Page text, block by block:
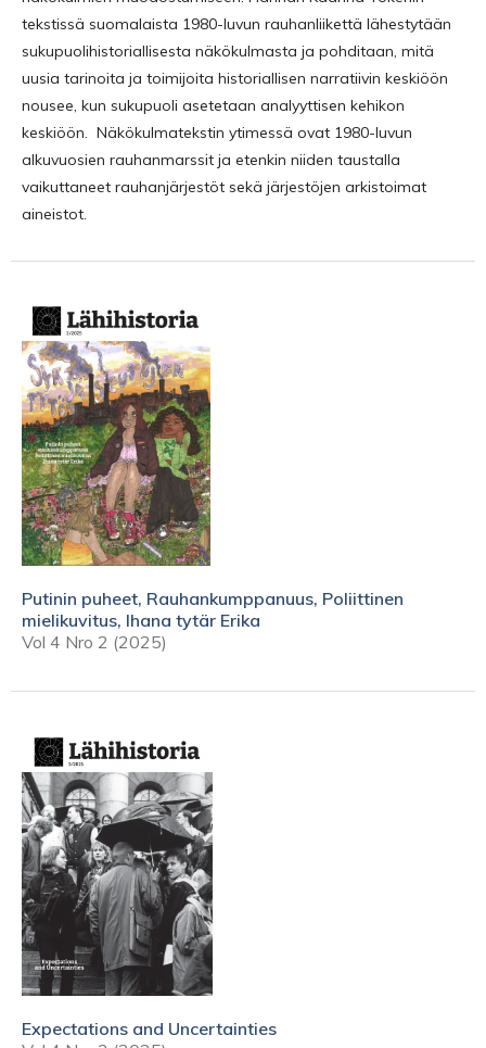
tekstissä suomalaista 1980-luvun rauhanliikettä lähestytään
sukupuolihistoriallisesta näkökulmasta ja pohditaan, mitä
uusia tarinoita ja toimijoita historiallisen narratiivin keskiöön
nousee, kun sukupuoli asetetaan analyyttisen kehikon
keskiöön. Näkökulmatekstin ytimessä ovat 1980-luvun
alkuvuosien rauhanmarssit ja etenkin niiden taustalla
vaikuttaneet rauhanjärjestöt sekä järjestöjen arkistoimat
aineistot.
Putinin puheet, Rauhankumppanuus, Poliittinen
mielikuvitus, Ihana tytär Erika
Vol 4 Nro 2 (2025)
Expectations and Uncertainties